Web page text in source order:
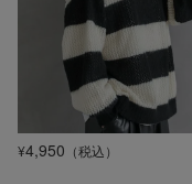
¥4,950 （税込）